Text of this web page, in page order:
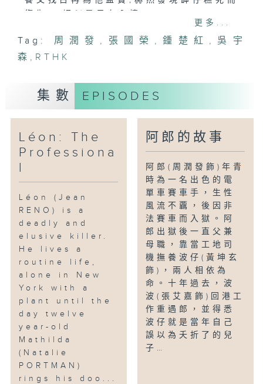
更多...
Tag: 周潤發 , 張國榮 , 鍾楚紅 ,
吳宇
森 , RTHK
集數 EPISODES
Léon: The
Professiona
l
Léon (Jean
RENO) is a
deadly and
elusive killer.
He lives a
routine life,
alone in New
York with a
plant until the
day twelve
year-old
Mathilda
(Natalie
PORTMAN)
rings his doo...
阿郎的故事
阿郎(周潤發飾)年青
時為一名出色的電
單車賽車手，生性
風流不覊，後因非
法賽車而入獄。阿
郎出獄後一直父兼
母職，靠當工地司
機撫養波仔(黃坤玄
飾)，兩人相依為
命。十年過去，波
波(張艾嘉飾)回港工
作重遇郎，並得悉
波仔就是當年自己
誤以為夭折了的兒
子…